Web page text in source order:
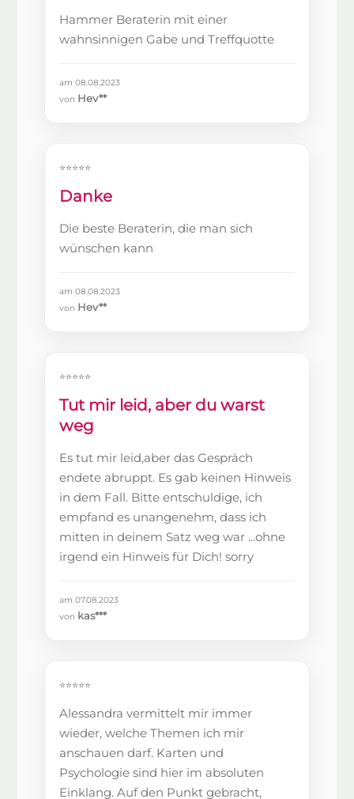
Hammer Beraterin mit einer
wahnsinnigen Gabe und Treffquotte
am 08.08.2023
von Hev**
⭐⭐⭐⭐⭐
Danke
Die beste Beraterin, die man sich
wünschen kann
am 08.08.2023
von Hev**
⭐⭐⭐⭐⭐
Tut mir leid, aber du warst
weg
Es tut mir leid,aber das Gespräch
endete abruppt. Es gab keinen Hinweis
in dem Fall. Bitte entschuldige, ich
empfand es unangenehm, dass ich
mitten in deinem Satz weg war ...ohne
irgend ein Hinweis für Dich! sorry
am 07.08.2023
von kas***
⭐⭐⭐⭐⭐
Alessandra vermittelt mir immer
wieder, welche Themen ich mir
anschauen darf. Karten und
Psychologie sind hier im absoluten
Einklang. Auf den Punkt gebracht,